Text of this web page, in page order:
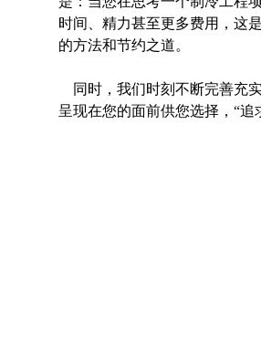
时间、精力甚至更多费用，这
的方法和节约之道。
同时，我们时刻不断完善充
呈现在您的面前供您选择，“